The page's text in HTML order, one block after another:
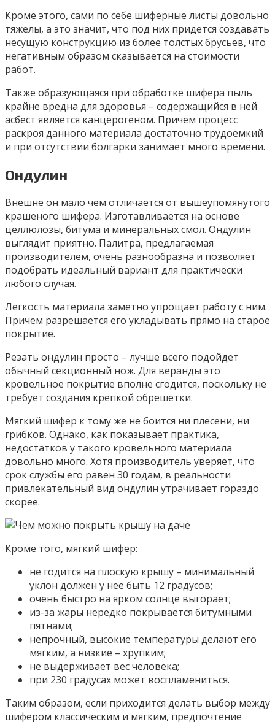
Кроме этого, сами по себе шиферные листы довольно
тяжелы, а это значит, что под них придется создавать
несущую конструкцию из более толстых брусьев, что
негативным образом сказывается на стоимости
работ.
Также образующаяся при обработке шифера пыль
крайне вредна для здоровья – содержащийся в ней
асбест является канцерогеном. Причем процесс
раскроя данного материала достаточно трудоемкий
и при отсутствии болгарки занимает много времени.
Ондулин
Внешне он мало чем отличается от вышеупомянутого
крашеного шифера. Изготавливается на основе
целлюлозы, битума и минеральных смол. Ондулин
выглядит приятно. Палитра, предлагаемая
производителем, очень разнообразна и позволяет
подобрать идеальный вариант для практически
любого случая.
Легкость материала заметно упрощает работу с ним.
Причем разрешается его укладывать прямо на старое
покрытие.
Резать ондулин просто – лучше всего подойдет
обычный секционный нож. Для веранды это
кровельное покрытие вполне сгодится, поскольку не
требует создания крепкой обрешетки.
Мягкий шифер к тому же не боится ни плесени, ни
грибков. Однако, как показывает практика,
недостатков у такого кровельного материала
довольно много. Хотя производитель уверяет, что
срок службы его равен 30 годам, в реальности
привлекательный вид ондулин утрачивает гораздо
скорее.
Кроме того, мягкий шифер:
не годится на плоскую крышу – минимальный
уклон должен у нее быть 12 градусов;
очень быстро на ярком солнце выгорает;
из-за жары нередко покрывается битумными
пятнами;
непрочный, высокие температуры делают его
мягким, а низкие – хрупким;
не выдерживает вес человека;
при 230 градусах может воспламениться.
Таким образом, если приходится делать выбор между
шифером классическим и мягким, предпочтение